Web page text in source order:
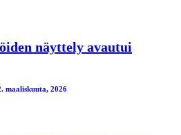
näyttely avautui
maaliskuuta, 2026